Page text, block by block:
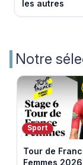
les autres
Notre
Sport
Tour de
Femmes 2026